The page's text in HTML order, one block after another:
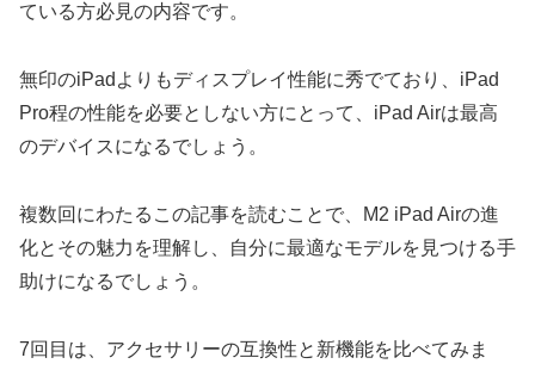
ている方必見の内容です。
無印のiPadよりもディスプレイ性能に秀でており、iPad
Pro程の性能を必要としない方にとって、iPad Airは最高
のデバイスになるでしょう。
複数回にわたるこの記事を読むことで、M2 iPad Airの進
化とその魅力を理解し、自分に最適なモデルを見つける手
助けになるでしょう。
7回目は、アクセサリーの互換性と新機能を比べてみま